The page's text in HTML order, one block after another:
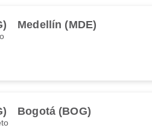
Medellín (MDE)
Bogotá (BOG)